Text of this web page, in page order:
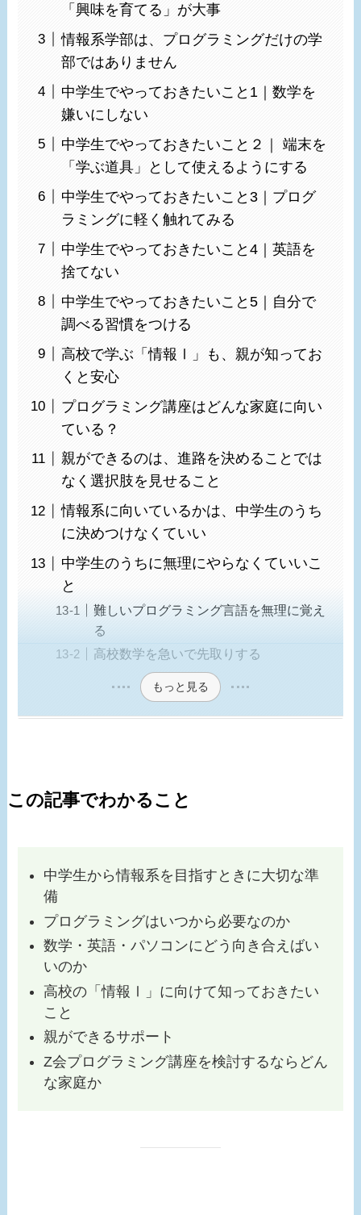
「興味を育てる」が大事
情報系学部は、プログラミングだけの学
部ではありません
中学生でやっておきたいこと1｜数学を
嫌いにしない
中学生でやっておきたいこと２｜ 端末を
「学ぶ道具」として使えるようにする
中学生でやっておきたいこと3｜プログ
ラミングに軽く触れてみる
中学生でやっておきたいこと4｜英語を
捨てない
中学生でやっておきたいこと5｜自分で
調べる習慣をつける
高校で学ぶ「情報Ⅰ」も、親が知ってお
くと安心
プログラミング講座はどんな家庭に向い
ている？
親ができるのは、進路を決めることでは
なく選択肢を見せること
情報系に向いているかは、中学生のうち
に決めつけなくていい
中学生のうちに無理にやらなくていいこ
と
難しいプログラミング言語を無理に覚え
る
高校数学を急いで先取りする
もっと見る
この記事でわかること
中学生から情報系を目指すときに大切な準
備
プログラミングはいつから必要なのか
数学・英語・パソコンにどう向き合えばい
いのか
高校の「情報Ⅰ」に向けて知っておきたい
こと
親ができるサポート
Z会プログラミング講座を検討するならどん
な家庭か